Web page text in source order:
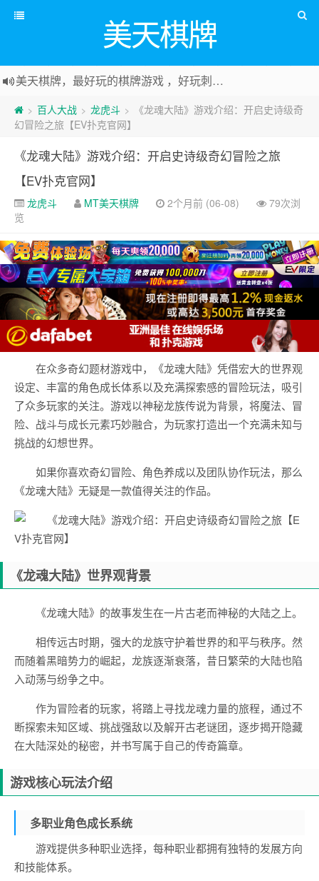
美天棋牌
美天棋牌，最好玩的棋牌游戏 ，好玩刺激可以赚Money，传送门：
> 百人大战 > 龙虎斗 >
《龙魂大陆》游戏介绍：开启史诗级奇
幻冒险之旅【EV扑克官网】
《龙魂大陆》游戏介绍：开启史诗级奇幻冒险之旅
【EV扑克官网】
龙虎斗 MT美天棋牌 2个月前 (06-08)
79次浏
览
在众多奇幻题材游戏中，《龙魂大陆》凭借宏大的世界观
设定、丰富的角色成长体系以及充满探索感的冒险玩法，吸引
了众多玩家的关注。游戏以神秘龙族传说为背景，将魔法、冒
险、战斗与成长元素巧妙融合，为玩家打造出一个充满未知与
挑战的幻想世界。
如果你喜欢奇幻冒险、角色养成以及团队协作玩法，那么
《龙魂大陆》无疑是一款值得关注的作品。
《龙魂大陆》世界观背景
《龙魂大陆》的故事发生在一片古老而神秘的大陆之上。
相传远古时期，强大的龙族守护着世界的和平与秩序。然
而随着黑暗势力的崛起，龙族逐渐衰落，昔日繁荣的大陆也陷
入动荡与纷争之中。
作为冒险者的玩家，将踏上寻找龙魂力量的旅程，通过不
断探索未知区域、挑战强敌以及解开古老谜团，逐步揭开隐藏
在大陆深处的秘密，并书写属于自己的传奇篇章。
游戏核心玩法介绍
多职业角色成长系统
游戏提供多种职业选择，每种职业都拥有独特的发展方向
和技能体系。